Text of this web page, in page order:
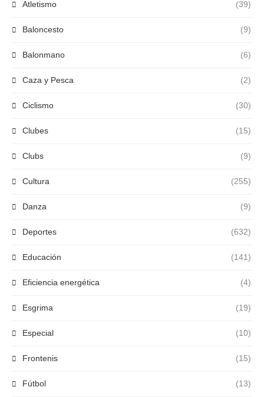
Atletismo (39)
Baloncesto (9)
Balonmano (6)
Caza y Pesca (2)
Ciclismo (30)
Clubes (15)
Clubs (9)
Cultura (255)
Danza (9)
Deportes (632)
Educación (141)
Eficiencia energética (4)
Esgrima (19)
Especial (10)
Frontenis (15)
Fútbol (13)